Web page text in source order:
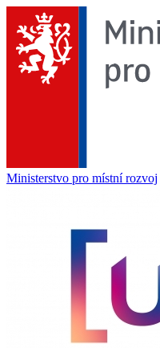
Ministerstvo pro místní rozvoj